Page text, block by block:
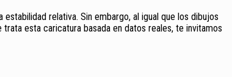
relativa. Sin embargo, al igual que los dibujos
esta caricatura basada en datos reales, te invitamos